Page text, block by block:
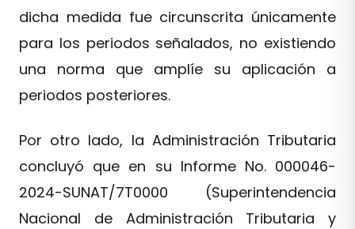
dicha medida fue circunscrita únicamente
para los periodos señalados, no existiendo
una norma que amplíe su aplicación a
periodos posteriores.
Por otro lado, la Administración Tributaria
concluyó que en su Informe No. 000046-
2024-SUNAT/7T0000 (Superintendencia
Nacional de Administración Tributaria y